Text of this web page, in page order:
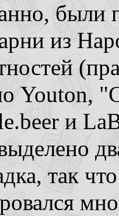
были
из
Youton,
и
так